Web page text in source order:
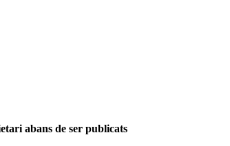
abans de ser publicats